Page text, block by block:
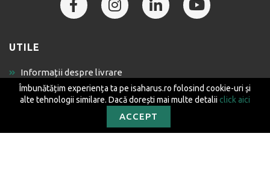
Îmbunătățim experiența ta pe isaharus.ro folosind cookie-uri și
alte tehnologii similare. Dacă dorești mai multe detalii click aici
ACCEPT
UTILE
Informații despre livrare
Cum comand online?
Politica de confidențialitate